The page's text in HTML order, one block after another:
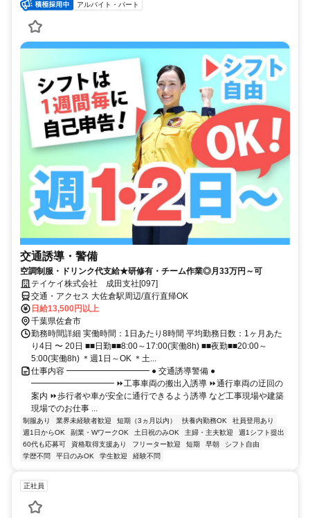
アルバイト・パート
交通誘導・警備
空調制服・ドリンク代支給★研修有・チーム作業◎月33万円～可
テイケイ株式会社 成田支社[097]
交通・アクセス 大佐倉駅周辺/直行直帰OK
日給13,500円以上
千葉県佐倉市
勤務時間詳細 実働時間：1日あたり8時間 平均勤務日数：1ヶ月あた
り4日 〜 20日 ■■日勤■■8:00～17:00(実働8h) ■■夜勤■■20:00～
5:00(実働8h) ＊週1日～OK ＊土...
仕事内容 ━━━━━━━━━━ ● 交通誘導警備 ●
━━━━━━━━━━ ⏩工事車両の搬出入誘導 ⏩通行車両の迂回の
案内 ⏩歩行者や車が安全に通行できるよう誘導 など工事現場や建築
現場でのお仕事 ...
制服あり 業界未経験者歓迎 短期（3ヵ月以内） 扶養内勤務OK
社員登用あり
週1日からOK
副業・WワークOK 土日祝のみOK 主婦・主夫歓迎
週1シフト提出
60代も応募可
資格取得支援あり フリーター歓迎 短期 早朝
シフト自由
学歴不問
平日のみOK 学生歓迎 経験不問
正社員